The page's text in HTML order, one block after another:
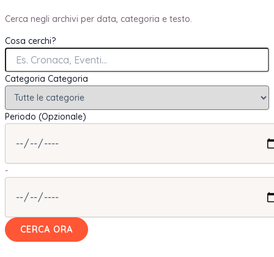
Cerca negli archivi per data, categoria e testo.
Cosa cerchi?
Categoria Categoria
Periodo (Opzionale)
-
CERCA ORA